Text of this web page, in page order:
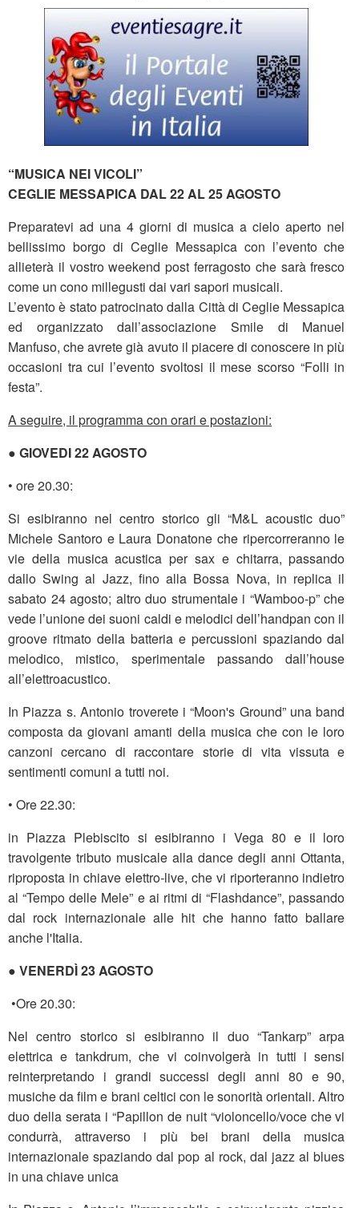
“MUSICA NEI VICOLI”
CEGLIE MESSAPICA DAL 22 AL 25 AGOSTO
Preparatevi ad una 4 giorni di musica a cielo aperto nel
bellissimo borgo di Ceglie Messapica con l’evento che
allieterà il vostro weekend post ferragosto che sarà fresco
come un cono millegusti dai vari sapori musicali.
L’evento è stato patrocinato dalla Città di Ceglie Messapica
ed organizzato dall’associazione Smile di Manuel
Manfuso, che avrete già avuto il piacere di conoscere in più
occasioni tra cui l’evento svoltosi il mese scorso “Folli in
festa”.
A seguire, il programma con orari e postazioni:
● GIOVEDI 22 AGOSTO
• ore 20.30:
Si esibiranno nel centro storico gli “M&L acoustic duo”
Michele Santoro e Laura Donatone che ripercorreranno le
vie della musica acustica per sax e chitarra, passando
dallo Swing al Jazz, fino alla Bossa Nova, in replica il
sabato 24 agosto; altro duo strumentale i “Wamboo-p” che
vede l’unione dei suoni caldi e melodici dell’handpan con il
groove ritmato della batteria e percussioni spaziando dal
melodico, mistico, sperimentale passando dall’house
all’elettroacustico.
In Piazza s. Antonio troverete i “Moon's Ground” una band
composta da giovani amanti della musica che con le loro
canzoni cercano di raccontare storie di vita vissuta e
sentimenti comuni a tutti noi.
• Ore 22.30:
in Piazza Plebiscito si esibiranno i Vega 80 e il loro
travolgente tributo musicale alla dance degli anni Ottanta,
riproposta in chiave elettro-live, che vi riporteranno indietro
al “Tempo delle Mele” e ai ritmi di “Flashdance”, passando
dal rock internazionale alle hit che hanno fatto ballare
anche l'Italia.
● VENERDÌ 23 AGOSTO
•Ore 20.30:
Nel centro storico si esibiranno il duo “Tankarp” arpa
elettrica e tankdrum, che vi coinvolgerà in tutti i sensi
reinterpretando i grandi successi degli anni 80 e 90,
musiche da film e brani celtici con le sonorità orientali. Altro
duo della serata i “Papillon de nuit “violoncello/voce che vi
condurrà, attraverso i più bei brani della musica
internazionale spaziando dal pop al rock, dal jazz al blues
in una chiave unica